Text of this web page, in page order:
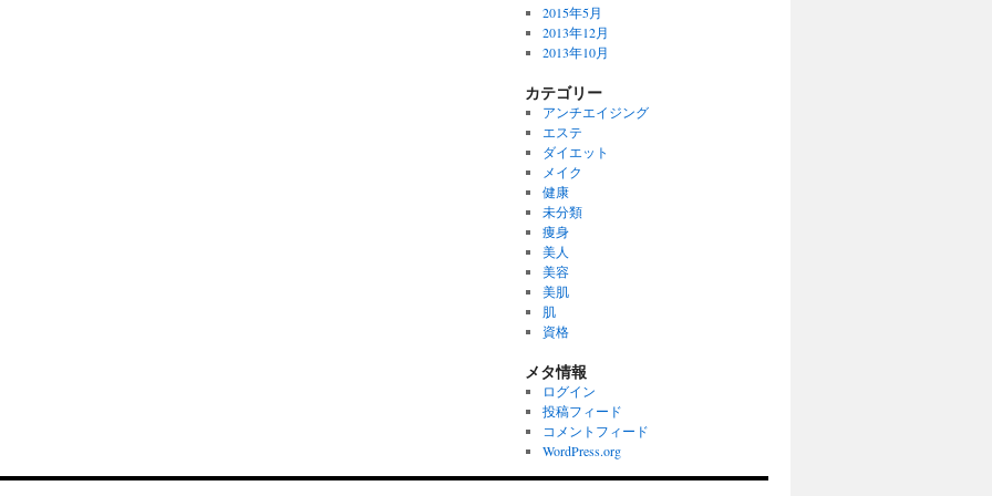
2015年5月
2013年12月
2013年10月
カテゴリー
アンチエイジング
エステ
ダイエット
メイク
健康
未分類
痩身
美人
美容
美肌
肌
資格
メタ情報
ログイン
投稿フィード
コメントフィード
WordPress.org